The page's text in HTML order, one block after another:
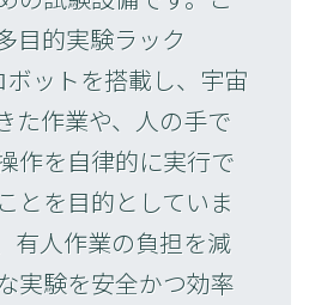
目的実験ラック
ボットを搭載し、宇宙
た作業や、人の手で
作を自律的に実行で
とを目的としていま
有人作業の負担を減
実験を安全かつ効率